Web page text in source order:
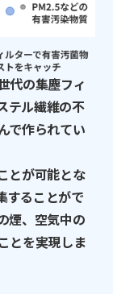
代の集塵フィ
テル繊維の不
で作られてい
とが可能とな
することがで
煙、空気中の
とを実現しま